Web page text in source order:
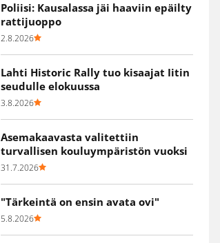
Poliisi: Kausalassa jäi haaviin epäilty
rattijuoppo
2.8.2026
Lahti Historic Rally tuo kisaajat Iitin
seudulle elokuussa
3.8.2026
Asemakaavasta valitettiin
turvallisen kouluympäristön vuoksi
31.7.2026
"Tärkeintä on ensin avata ovi"
5.8.2026